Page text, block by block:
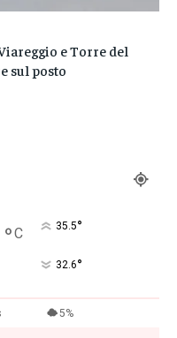
°C 35.5°
32.6°
5%
e Torre del
sul posto